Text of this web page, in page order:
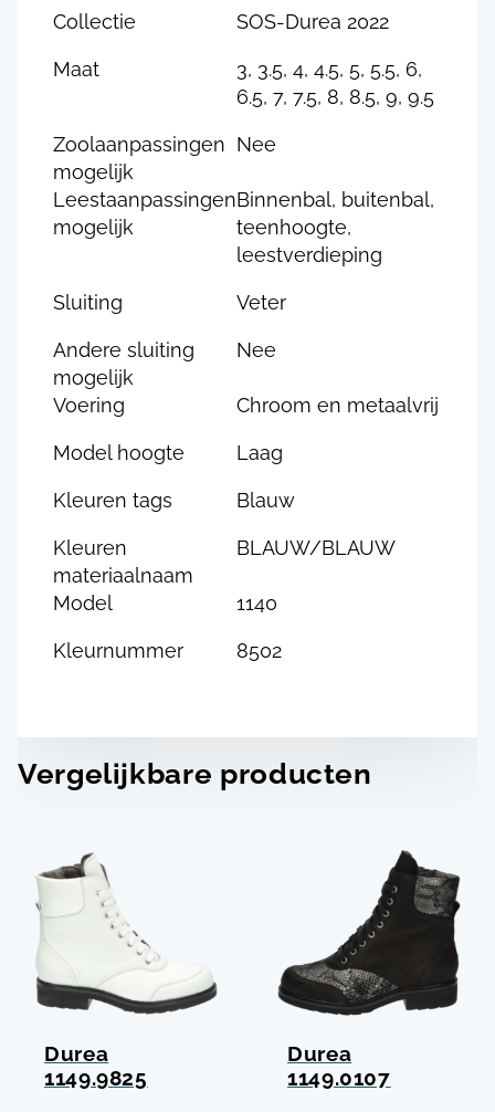
Collectie SOS-Durea 2022
Maat
3, 3.5, 4, 4.5, 5, 5.5, 6,
6.5, 7, 7.5, 8, 8.5, 9, 9.5
Zoolaanpassingen
mogelijk
Nee
Leestaanpassingen
mogelijk
Binnenbal, buitenbal,
teenhoogte,
leestverdieping
Sluiting Veter
Andere sluiting
mogelijk
Nee
Voering Chroom en metaalvrij
Model hoogte Laag
Kleuren tags Blauw
Kleuren
materiaalnaam
BLAUW/BLAUW
Model 1140
Kleurnummer 8502
Vergelijkbare producten
Durea
1149.9825
Durea
1149.0107